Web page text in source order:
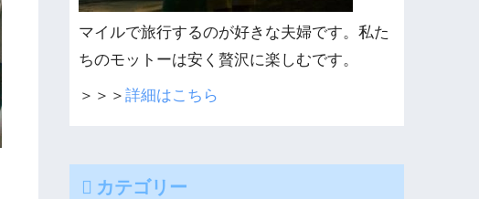
マイルで旅行するのが好きな夫婦です。私た
ちのモットーは安く贅沢に楽しむです。
＞＞＞詳細はこちら
カテゴリー